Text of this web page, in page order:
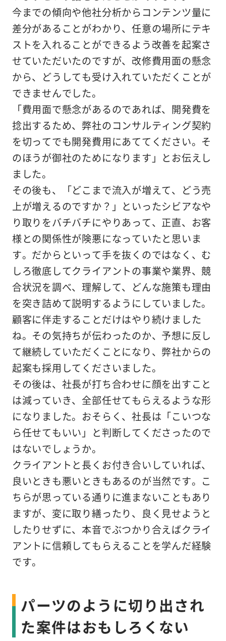
今までの傾向や他社分析からコンテンツ量に
差分があることがわかり、任意の場所にテキ
ストを入れることができるよう改善を起案さ
せていただいたのですが、改修費用面の懸念
から、どうしても受け入れていただくことが
できませんでした。
「費用面で懸念があるのであれば、開発費を
捻出するため、弊社のコンサルティング契約
を切ってでも開発費用にあててください。そ
のほうが御社のためになります」とお伝えし
ました。
その後も、「どこまで流入が増えて、どう売
上が増えるのですか？」といったシビアなや
り取りをバチバチにやりあって、正直、お客
様との関係性が険悪になっていたと思いま
す。だからといって手を抜くのではなく、む
しろ徹底してクライアントの事業や業界、競
合状況を調べ、理解して、どんな施策も理由
を突き詰めて説明するようにしていました。
顧客に伴走することだけはやり続けました
ね。その気持ちが伝わったのか、予想に反し
て継続していただくことになり、弊社からの
起案も採用してくださいました。
その後は、社長が打ち合わせに顔を出すこと
は減っていき、全部任せてもらえるような形
になりました。おそらく、社長は「こいつな
ら任せてもいい」と判断してくださったので
はないでしょうか。
クライアントと長くお付き合いしていれば、
良いときも悪いときもあるのが当然です。こ
ちらが思っている通りに進まないこともあり
ますが、変に取り繕ったり、良く見せようと
したりせずに、本音でぶつかり合えばクライ
アントに信頼してもらえることを学んだ経験
です。
パーツのように切り出され
た案件はおもしろくない